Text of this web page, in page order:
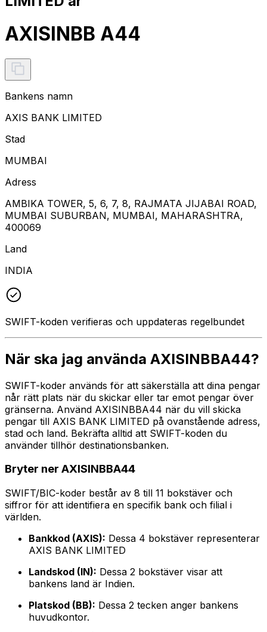
AXISINBB A44
Bankens namn
AXIS BANK LIMITED
Stad
MUMBAI
Adress
AMBIKA TOWER, 5, 6, 7, 8, RAJMATA JIJABAI ROAD,
MUMBAI SUBURBAN, MUMBAI, MAHARASHTRA,
400069
Land
INDIA
SWIFT-koden verifieras och uppdateras regelbundet
När ska jag använda AXISINBBA44?
SWIFT-koder används för att säkerställa att dina pengar
når rätt plats när du skickar eller tar emot pengar över
gränserna. Använd AXISINBBA44 när du vill skicka
pengar till AXIS BANK LIMITED på ovanstående adress,
stad och land. Bekräfta alltid att SWIFT-koden du
använder tillhör destinationsbanken.
Bryter ner AXISINBBA44
SWIFT/BIC-koder består av 8 till 11 bokstäver och
siffror för att identifiera en specifik bank och filial i
världen.
Bankkod (AXIS): Dessa 4 bokstäver representerar
AXIS BANK LIMITED
Landskod (IN): Dessa 2 bokstäver visar att
bankens land är Indien.
Platskod (BB): Dessa 2 tecken anger bankens
huvudkontor.